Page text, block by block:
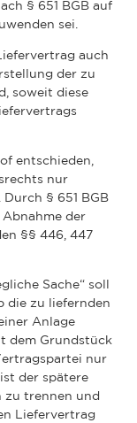
§ 651 BGB auf
sei.
auch
der zu
soweit diese
entschieden,
nur
§ 651 BGB
der
§§ 446, 447
Sache“ soll
die zu liefernden
Anlage
dem Grundstück
nur
der spätere
zu trennen und
Liefervertrag